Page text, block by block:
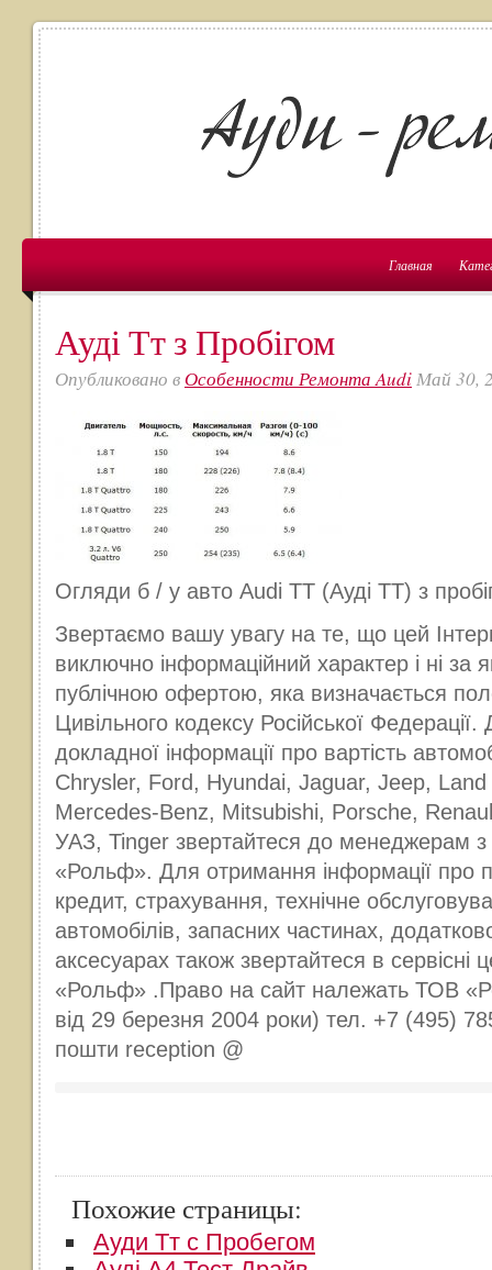
Главная
Ауді Тт з Пробігом
Опубликовано вОсобенности Ремонта AudiМай 30,
Огляди б / у авто Audi TT (Ауді ТТ) з
Звертаємо вашу увагу на те, що цей
виключно інформаційний характер і ні за
публічною офертою, яка визначається
Цивільного кодексу Російської
докладної інформації про вартість
Chrysler, Ford, Hyundai, Jaguar, Jeep,
Mercedes-Benz, Mitsubishi, Porsche,
УАЗ, Tinger звертайтеся до менеджерам з
«Рольф». Для отримання інформації про
кредит, страхування, технічне
автомобілів, запасних частинах,
аксесуарах також звертайтеся в сервісні
«Рольф» .Право на сайт належать ТОВ
від 29 березня 2004 роки) тел. +7 (495)
пошти reception @
Похожие страницы:
Ауди Тт с Пробегом